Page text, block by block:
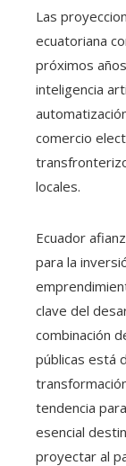
Las
ecuatoriana
próximos
inteligencia
comercio
locales.
Ecuador
para la
clave del
combinación
públicas está
tendencia
esencial
proyectar al